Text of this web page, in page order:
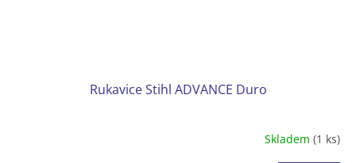
Rukavice Stihl ADVANCE Duro
Skladem (1 ks)